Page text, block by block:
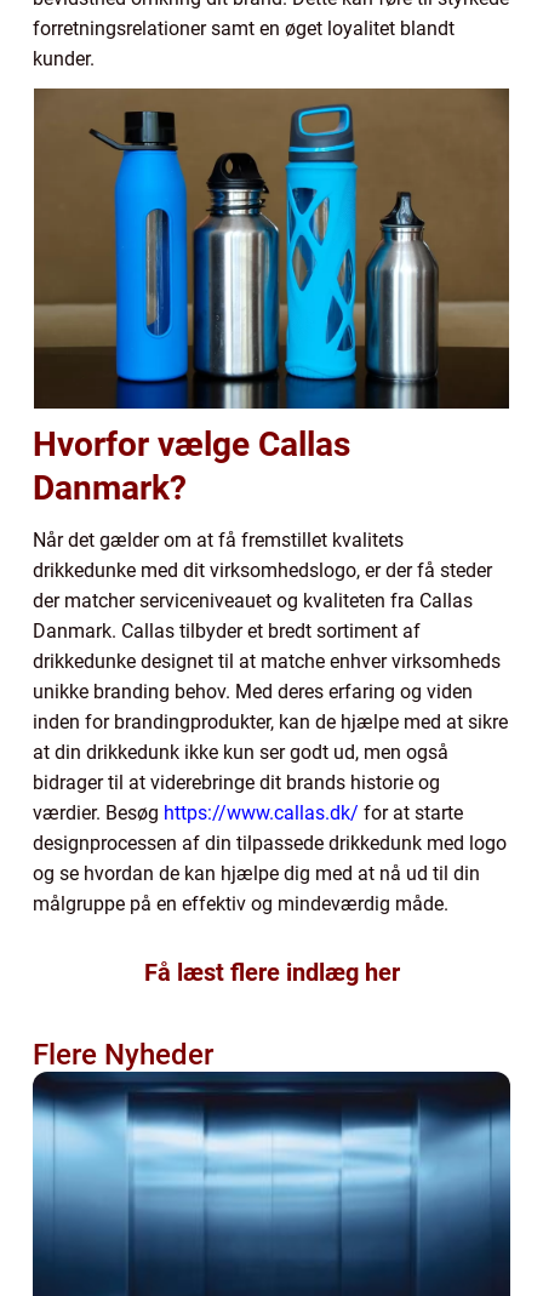
forretningsrelationer samt en øget loyalitet blandt
kunder.
Hvorfor vælge Callas
Danmark?
Når det gælder om at få fremstillet kvalitets
drikkedunke med dit virksomhedslogo, er der få steder
der matcher serviceniveauet og kvaliteten fra Callas
Danmark. Callas tilbyder et bredt sortiment af
drikkedunke designet til at matche enhver virksomheds
unikke branding behov. Med deres erfaring og viden
inden for brandingprodukter, kan de hjælpe med at sikre
at din drikkedunk ikke kun ser godt ud, men også
bidrager til at viderebringe dit brands historie og
værdier. Besøg https://www.callas.dk/ for at starte
designprocessen af din tilpassede drikkedunk med logo
og se hvordan de kan hjælpe dig med at nå ud til din
målgruppe på en effektiv og mindeværdig måde.
Få læst flere indlæg her
Flere Nyheder